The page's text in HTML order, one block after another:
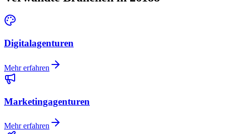
Digitalagenturen
Mehr erfahren
Marketingagenturen
Mehr erfahren